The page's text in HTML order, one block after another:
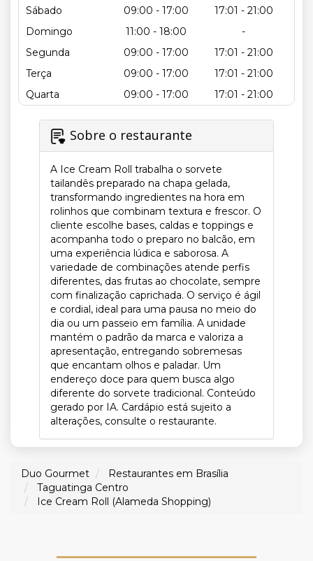
Sábado
09:00 - 17:00
17:01 - 21:00
Domingo
11:00 - 18:00
-
Segunda
09:00 - 17:00
17:01 - 21:00
Terça
09:00 - 17:00
17:01 - 21:00
Quarta
09:00 - 17:00 17:01 - 21:00
Sobre o restaurante
A Ice Cream Roll trabalha o sorvete
tailandês preparado na chapa gelada,
transformando ingredientes na hora em
rolinhos que combinam textura e frescor. O
cliente escolhe bases, caldas e toppings e
acompanha todo o preparo no balcão, em
uma experiência lúdica e saborosa. A
variedade de combinações atende perfis
diferentes, das frutas ao chocolate, sempre
com finalização caprichada. O serviço é ágil
e cordial, ideal para uma pausa no meio do
dia ou um passeio em família. A unidade
mantém o padrão da marca e valoriza a
apresentação, entregando sobremesas
que encantam olhos e paladar. Um
endereço doce para quem busca algo
diferente do sorvete tradicional. Conteúdo
gerado por IA. Cardápio está sujeito a
alterações, consulte o restaurante.
Duo Gourmet
Restaurantes em Brasília
Taguatinga Centro
Ice Cream Roll (Alameda Shopping)